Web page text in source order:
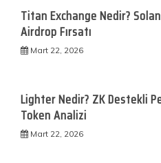
Titan Exchange Nedir?
Airdrop Fırsatı
Mart 22, 2026
Lighter Nedir? ZK Destekli
Token Analizi
Mart 22, 2026